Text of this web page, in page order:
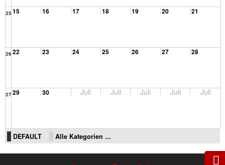
25 15 16 17 18 19 20 21
26 22 23 24 25 26 27 28
2729 30 Juli Juli Juli Juli Juli
DEFAULT Alle Kategorien ...